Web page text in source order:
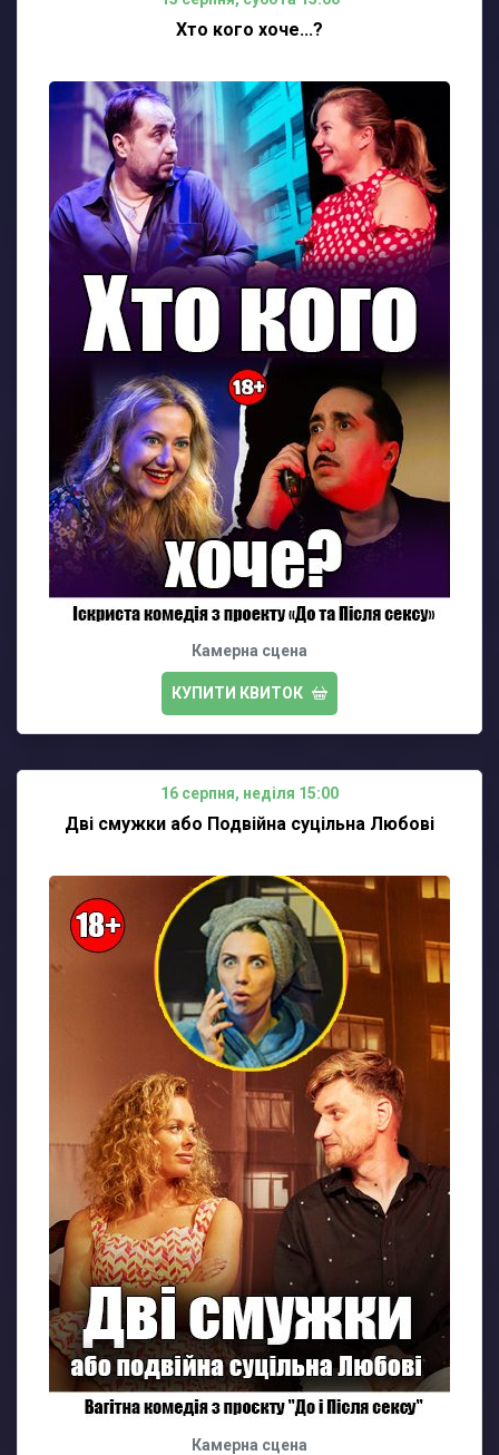
Хто кого хоче...?
Камерна сцена
КУПИТИ КВИТОК
16 серпня, неділя 15:00
Дві смужки або Подвійна суцільна Любові
Камерна сцена